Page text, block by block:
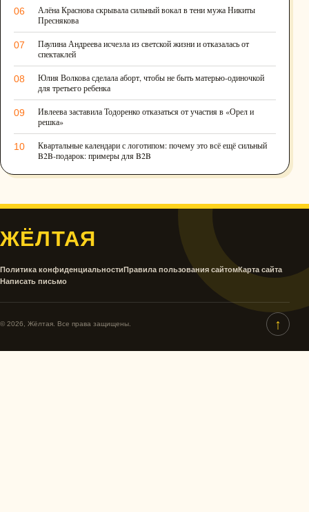
06
Алёна Краснова скрывала сильный вокал в тени мужа Никиты
Преснякова
07
Паулина Андреева исчезла из светской жизни и отказалась от
спектаклей
08
Юлия Волкова сделала аборт, чтобы не быть матерью-одиночкой
для третьего ребенка
09
Ивлеева заставила Тодоренко отказаться от участия в «Орел и
решка»
10
Квартальные календари с логотипом: почему это всё ещё сильный
B2B-подарок: примеры для B2B
ЖЁЛТАЯ
Политика конфиденциальностиПравила пользования сайтомКарта сайта
Написать письмо
© 2026, Жёлтая. Все права защищены. ↑